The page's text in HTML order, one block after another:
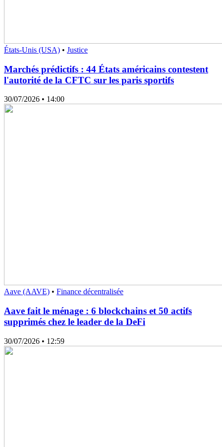
États-Unis (USA) • Justice
Marchés prédictifs : 44 États américains contestent
l'autorité de la CFTC sur les paris sportifs
30/07/2026 • 14:00
Aave (AAVE) • Finance décentralisée
Aave fait le ménage : 6 blockchains et 50 actifs
supprimés chez le leader de la DeFi
30/07/2026 • 12:59